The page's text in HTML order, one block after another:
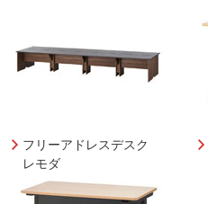
フリーアドレスデスク
レモダ